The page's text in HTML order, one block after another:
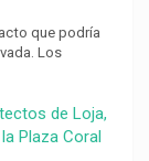
que podría
Los
de Loja,
Plaza Coral